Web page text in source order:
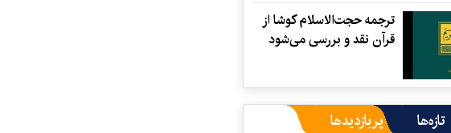
ترجمه حجت‌الاسلام کوشا از
قرآن نقد و بررسی می‌شود
تازه‌ها پربازدیدها